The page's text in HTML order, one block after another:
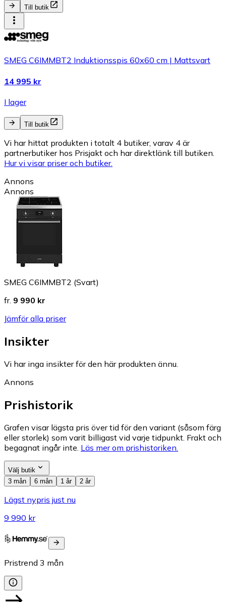
Till butik
SMEG C6IMMBT2 Induktionsspis 60x60 cm | Mattsvart
14 995 kr
I lager
Till butik
Vi har hittat produkten i totalt 4 butiker, varav 4 är
partnerbutiker hos Prisjakt och har direktlänk till butiken.
Hur vi visar priser och butiker.
Annons
Annons
SMEG C6IMMBT2 (Svart)
fr. 9 990 kr
Jämför alla priser
Insikter
Vi har inga insikter för den här produkten ännu.
Annons
Prishistorik
Grafen visar lägsta pris över tid för den variant (såsom färg
eller storlek) som varit billigast vid varje tidpunkt. Frakt och
begagnat ingår inte. Läs mer om prishistoriken.
Välj butik
3 mån
6 mån 1 år 2 år
Lägst nypris just nu
9 990 kr
Pristrend 3 mån